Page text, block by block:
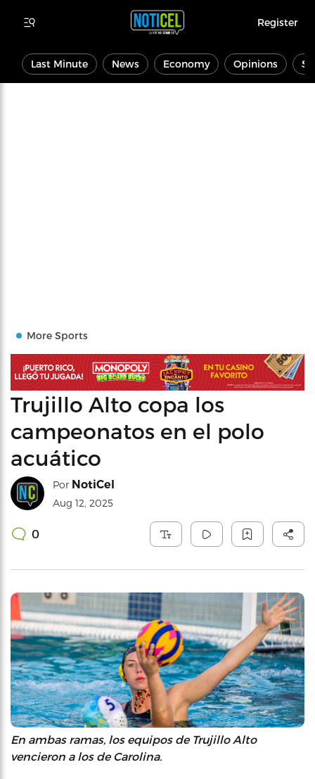
Register
Last Minute News Economy Opinions
More Sports
Trujillo Alto copa los
campeonatos en el polo
acuático
Por NotiCel
Aug 12, 2025
0
En ambas ramas, los equipos de Trujillo Alto
vencieron a los de Carolina.